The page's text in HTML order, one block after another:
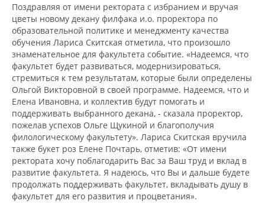
Поздравляя от имени ректората с избранием и вручая
цветы новому декану филфака и.о. проректора по
образовательной политике и менеджменту качества
обучения Лариса Скитская отметила, что произошло
знаменательное для факультета событие. «Надеемся, что
факультет будет развиваться, модернизироваться,
стремиться к тем результатам, которые были определены
Ольгой Викторовной в своей программе. Надеемся, что и
Елена Ивановна, и коллектив будут помогать и
поддерживать выбранного декана, - сказала проректор,
пожелав успехов Ольге Щукиной и благополучия
филологическому факультету». Лариса Скитская вручила
также букет роз Елене Почтарь, отметив: «От имени
ректората хочу поблагодарить Вас за Ваш труд и вклад в
развитие факультета. Я надеюсь, что Вы и дальше будете
продолжать поддерживать факультет, вкладывать душу в
факультет для его развития и процветания».